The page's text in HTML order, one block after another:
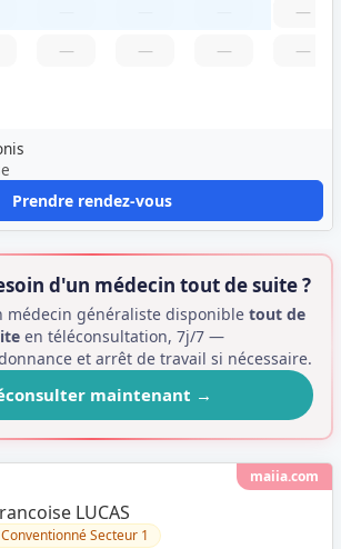
—
—
—
—
—
Prendre rendez-vous
d'un médecin tout de suite ?
médecin généraliste disponibletout de
en téléconsultation, 7j/7 —
et arrêt de travail si nécessaire.
maintenant →
maiia.com
LUCAS
Conventionné Secteur 1